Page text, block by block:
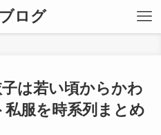
ログ
子は若い頃からかわ
服を時系列まとめ